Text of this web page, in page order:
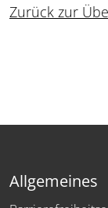
Zurück zur
Allgemeines